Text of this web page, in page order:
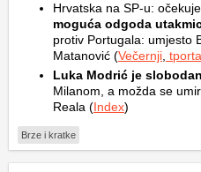
Hrvatska na SP-u:
moguća odgoda
protiv Portugala: umjesto
Matanović (Večernji,
Luka Modrić je
Milanom, a možda se
Reala (Index)
Brze i kratke